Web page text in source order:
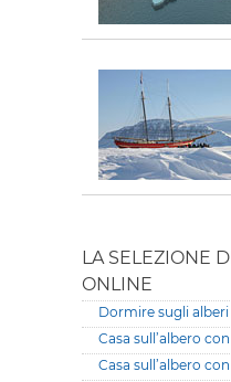
LA SELEZIONE
ONLINE
Dormire sugli alberi
Casa sull’albero
Casa sull’albero